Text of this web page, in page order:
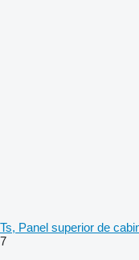
Ts, Panel superior de
7